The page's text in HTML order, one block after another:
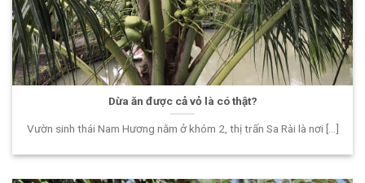
Dừa ăn được cả vỏ là có thật?
Vườn sinh thái Nam Hương nằm ở khóm 2, thị trấn Sa Rài là nơi [...]